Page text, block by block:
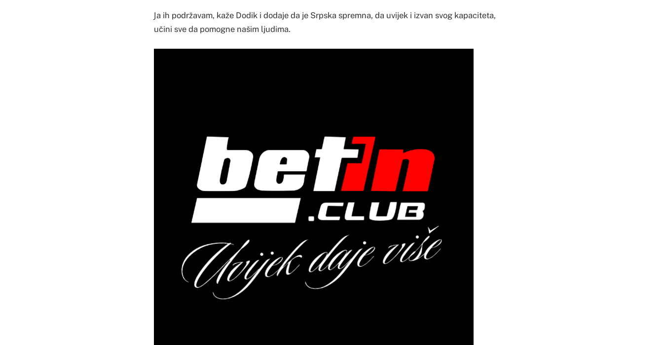
Јa ih podržavam, kaže Dodik i dodaje da je Srpska spremna, da uvijek i izvan svog kapaciteta,
učini sve da pomogne našim ljudima.